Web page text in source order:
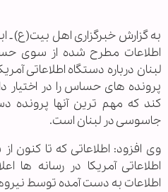
به گزارش خبرگزاری اهل بیت(ع) ـ
اطلاعات مطرح شده از سوی
لبنان درباره دستگاه اطلاعاتی
پرونده های حساس را در اختیار
کند که مهم ترین آنها پرونده
جاسوسی در لبنان است.
وی افزود: اطلاعاتی که تا کنون
اطلاعاتی آمریکا در رسانه ها
اطلاعات به دست آمده توسط